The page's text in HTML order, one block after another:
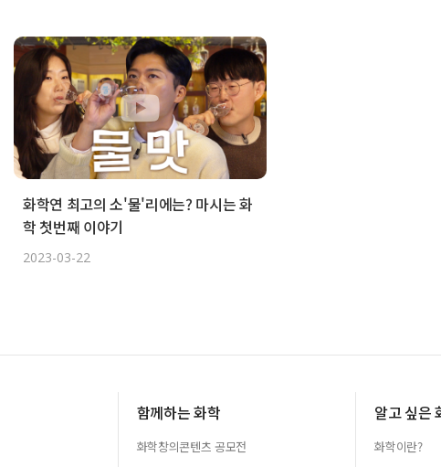
화학연 최고의 소'물'리에는? 마시는 화
학 첫번째 이야기
2023-03-22
함께하는 화학
화학창의콘텐츠 공모전
알고 싶은
화학이란?